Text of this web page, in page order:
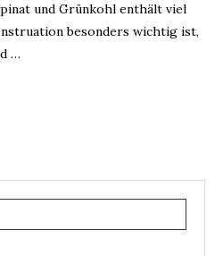
und Grünkohl enthält viel
besonders wichtig ist,
…